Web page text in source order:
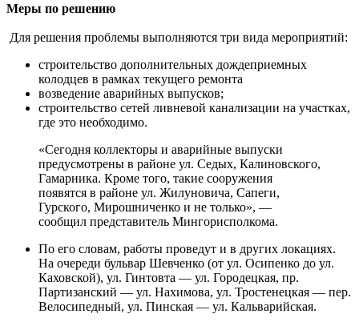
Меры по решению
Для решения проблемы выполняются три вида мероприятий:
строительство дополнительных дождеприемных
колодцев в рамках текущего ремонта
возведение аварийных выпусков;
строительство сетей ливневой канализации на участках,
где это необходимо.
«Сегодня коллекторы и аварийные выпуски
предусмотрены в районе ул. Седых, Калиновского,
Гамарника. Кроме того, такие сооружения
появятся в районе ул. Жилуновича, Сапеги,
Гурского, Мирошниченко и не только», —
сообщил представитель Мингорисполкома.
По его словам, работы проведут и в других локациях.
На очереди бульвар Шевченко (от ул. Осипенко до ул.
Каховской), ул. Гинтовта — ул. Городецкая, пр.
Партизанский — ул. Нахимова, ул. Тростенецкая — пер.
Велосипедный, ул. Пинская — ул. Кальварийская.